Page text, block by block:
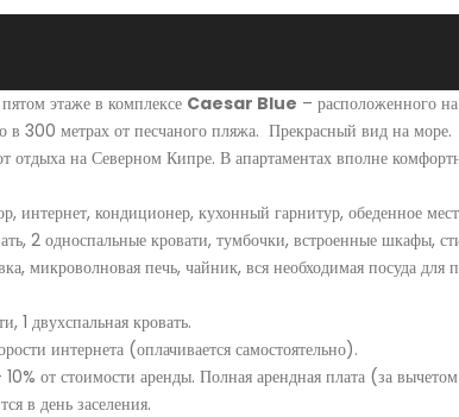
этаже в комплексе Caesar Blue – расположенного
в 300 метрах от песчаного пляжа. Прекрасный вид на море.
отдыха на Северном Кипре. В апартаментах вполне
интернет, кондиционер, кухонный гарнитур, обеденное
2 односпальные кровати, тумбочки, встроенные шкафы,
микроволновая печь, чайник, вся необходимая посуда для
1 двухспальная кровать.
интернета (оплачивается самостоятельно).
от стоимости аренды. Полная арендная плата (за
в день заселения.